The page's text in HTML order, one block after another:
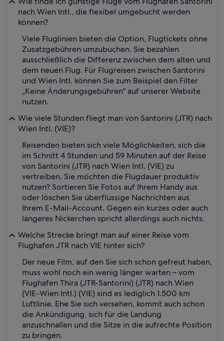
nach Wien Intl., die flexibel umgebucht werden
können?
Viele Fluglinien bieten die Option, Flugtickets ohne
Zusatzgebühren umzubuchen. Sie bezahlen
ausschließlich die Differenz zwischen dem alten und
dem neuen Flug. Für Flugreisen zwischen Santorini
und Wien Intl. können Sie zum Beispiel den Filter
„Keine Änderungsgebühren" auf unserer Website
nutzen.
Wie viele Stunden fliegt man von Santorini (JTR) nach
Wien Intl. (VIE)?
Reisenden bieten sich viele Möglichkeiten, sich die
im Schnitt 4 Stunden und 59 Minuten auf der Reise
von Santorini (JTR) nach Wien Intl. (VIE) zu
vertreiben. Sie möchten die Flugdauer produktiv
nutzen? Sortieren Sie Fotos auf Ihrem Handy aus
oder löschen Sie überflüssige Nachrichten aus
Ihrem E-Mail-Account. Gegen ein kurzes oder auch
längeres Nickerchen spricht allerdings auch nichts.
Welche Strecke bringt man auf einer Reise vom
Flughafen JTR nach VIE hinter sich?
Der neue Film, auf den Sie sich schon gefreut haben,
muss wohl noch ein wenig länger warten – vom
Flughafen Thira (JTR-Santorini) (JTR) nach Wien
(VIE-Wien Intl.) (VIE) sind es lediglich 1.500 km
Luftlinie. Ehe Sie sich versehen, kommt auch schon
die Ankündigung, sich für die Landung
anzuschnallen und die Sitze in die aufrechte Position
zu bringen.